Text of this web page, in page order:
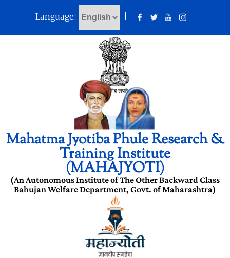
Language: |
Mahatma Jyotiba Phule Research &
Training Institute
(MAHAJYOTI)
(An Autonomous Institute of The Other Backward Class
Bahujan Welfare Department, Govt. of Maharashtra)